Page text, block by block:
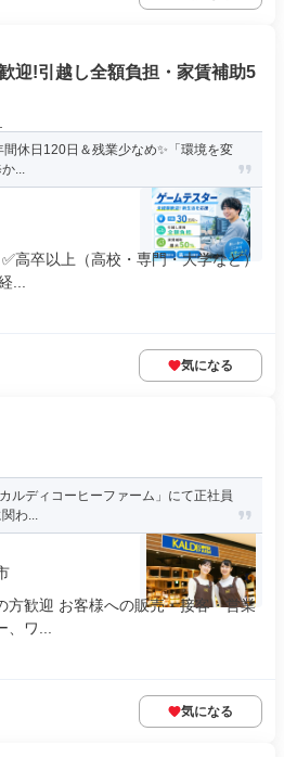
迎!引越し全額負担・家賃補助5
休日120日＆残業少なめ✨「環境を変
...
高卒以上（高校・専門・大学など）
...
気になる
ルディコーヒーファーム」にて正社員
わ...
方歓迎 お客様への販売・接客・営業
ワ...
気になる